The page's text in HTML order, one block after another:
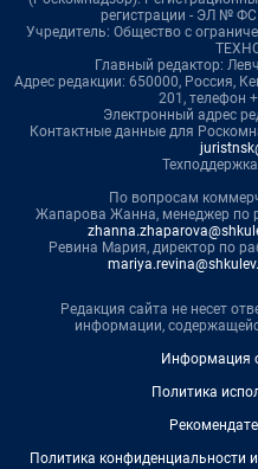
регистрации - ЭЛ № ФС
Учредитель: Общество с
Главный редактор:
Адрес редакции: 650000, Россия,
201, телефон
Электронный адрес
Контактные данные для
По вопросам
Жапарова Жанна, менеджер по
Ревина Мария, директор по
Редакция сайта не несет
информации,
Информация
Политика
Политика конфиденциальности